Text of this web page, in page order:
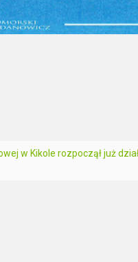
w Kikole rozpoczął już